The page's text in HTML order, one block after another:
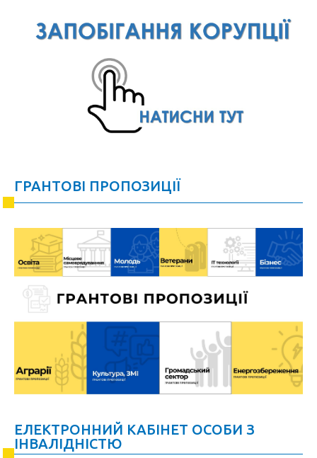
ГРАНТОВІ ПРОПОЗИЦІЇ
ЕЛЕКТРОННИЙ КАБІНЕТ ОСОБИ З
ІНВАЛІДНІСТЮ